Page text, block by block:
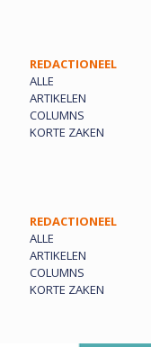
REDACTIONEEL
ALLE
ARTIKELEN
COLUMNS
KORTE ZAKEN
REDACTIONEEL
ALLE
ARTIKELEN
COLUMNS
KORTE ZAKEN